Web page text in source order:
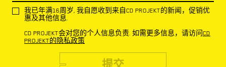
我已年满16周岁, 我自愿收到来自CD PROJEKT的新闻，促销优
惠及其他信息.
CD PROJEKT会对您的个人信息负责. 如需更多信息，请访问 CD
PROJEKT的隐私政策
提交